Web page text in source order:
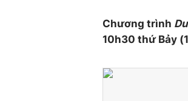
Chương trình
10h30 thứ Bảy